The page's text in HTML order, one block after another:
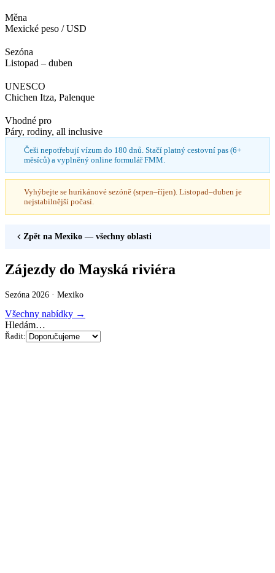
Měna
Mexické peso / USD
Sezóna
Listopad – duben
UNESCO
Chichen Itza, Palenque
Vhodné pro
Páry, rodiny, all inclusive
Češi nepotřebují vízum do 180 dnů. Stačí platný cestovní pas (6+
měsíců) a vyplněný online formulář FMM.
Vyhýbejte se hurikánové sezóně (srpen–říjen). Listopad–duben je
nejstabilnější počasí.
Zpět na Mexiko — všechny oblasti
Zájezdy do Mayská riviéra
Sezóna 2026 · Mexiko
Všechny nabídky →
Hledám…
Řadit: